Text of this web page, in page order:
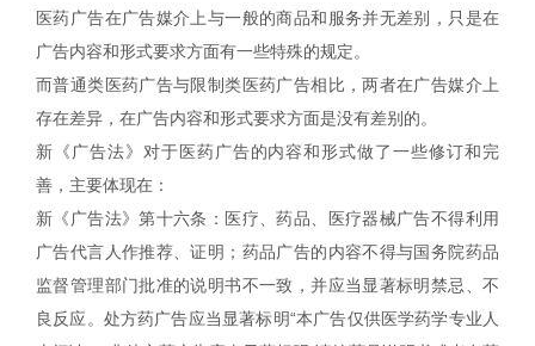
医药广告在广告媒介上与一般的商品和服务并无差别，只是在
广告内容和形式要求方面有一些特殊的规定。
而普通类医药广告与限制类医药广告相比，两者在广告媒介上
存在差异，在广告内容和形式要求方面是没有差别的。
新《广告法》对于医药广告的内容和形式做了一些修订和完
善，主要体现在：
新《广告法》第十六条：医疗、药品、医疗器械广告不得利用
广告代言人作推荐、证明；药品广告的内容不得与国务院药品
监督管理部门批准的说明书不一致，并应当显著标明禁忌、不
良反应。处方药广告应当显著标明“本广告仅供医学药学专业人